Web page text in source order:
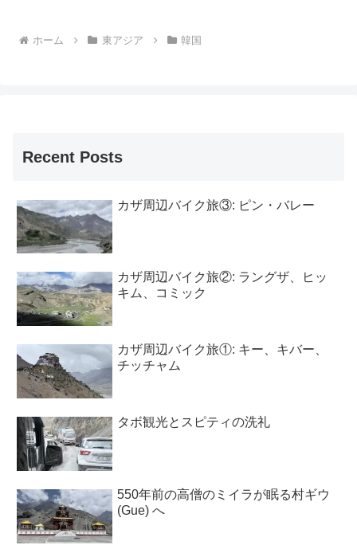
ホーム 東アジア 韓国
Recent Posts
カザ周辺バイク旅③: ピン・バレー
カザ周辺バイク旅②: ラングザ、ヒッ
キム、コミック
カザ周辺バイク旅①: キー、キバー、
チッチャム
タボ観光とスピティの洗礼
550年前の高僧のミイラが眠る村ギウ
(Gue) へ